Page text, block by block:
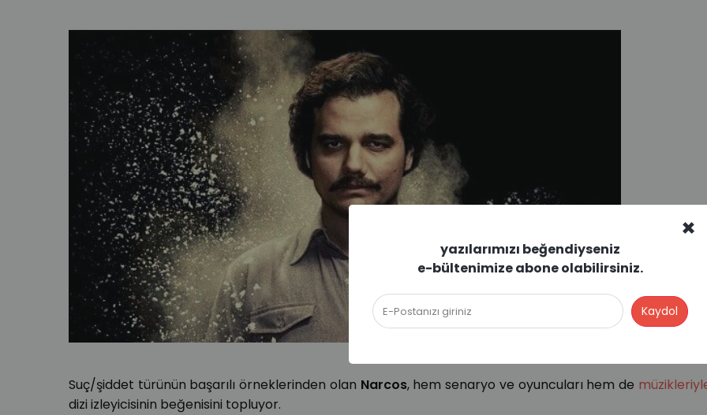
Suç/şiddet türünün başarılı örneklerinden olan Narcos, hem senaryo ve oyuncuları hem de
dizi izleyicisinin beğenisini topluyor.
×
yazılarımızı beğendiyseniz
e-bültenimize abone olabilirsiniz.